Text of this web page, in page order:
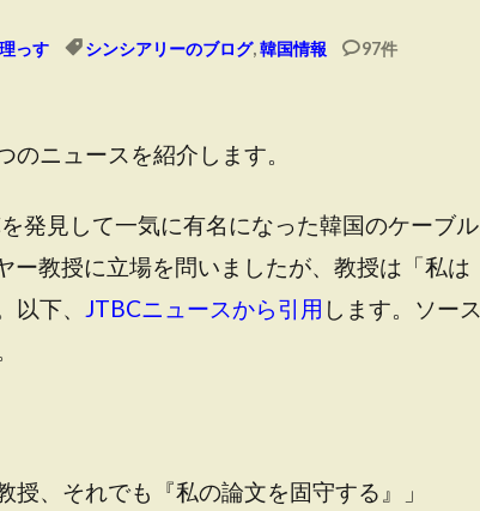
っす シンシアリーのブログ,韓国情報 97件
ニュースを紹介します。
発見して一気に有名になった韓国のケーブル
ー教授に立場を問いましたが、教授は「私は
下、 JTBCニュースから引用 します。ソース
授、それでも『私の論文を固守する』」